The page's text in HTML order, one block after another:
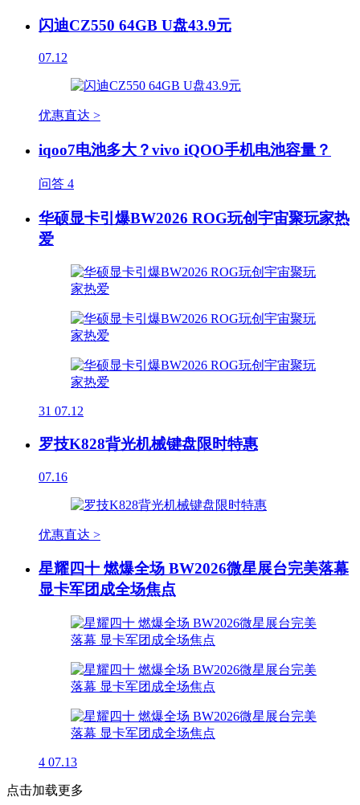
闪迪CZ550 64GB U盘43.9元
07.12
优惠直达 >
iqoo7电池多大？vivo iQOO手机电池容量？
问答 4
华硕显卡引爆BW2026 ROG玩创宇宙聚玩家热
爱
31 07.12
罗技K828背光机械键盘限时特惠
07.16
优惠直达 >
星耀四十 燃爆全场 BW2026微星展台完美落幕
显卡军团成全场焦点
4 07.13
点击加载更多